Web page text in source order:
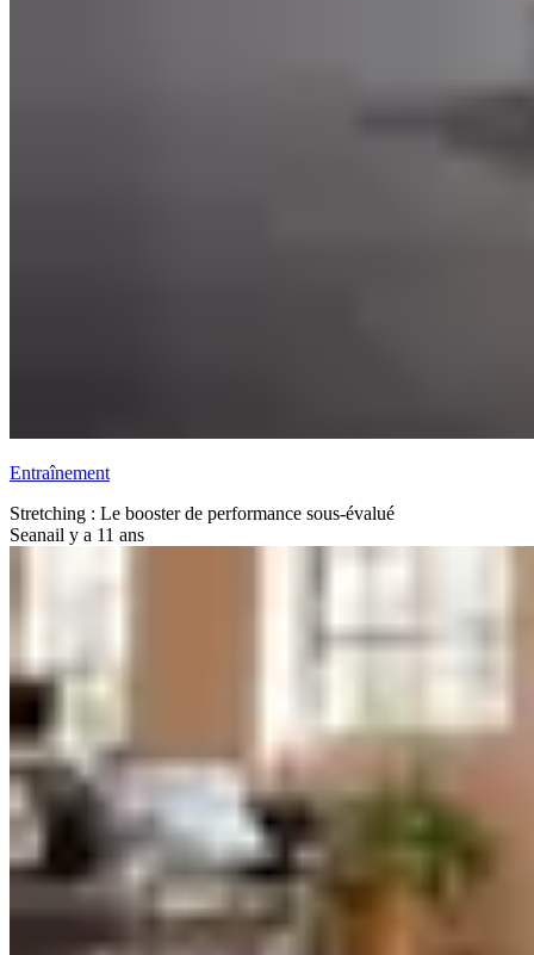
Entraînement
Stretching : Le booster de performance sous-évalué
Seanail y a 11 ans